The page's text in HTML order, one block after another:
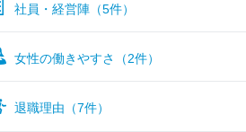
社員・経営陣（5件）
女性の働きやすさ（2件）
退職理由（7件）